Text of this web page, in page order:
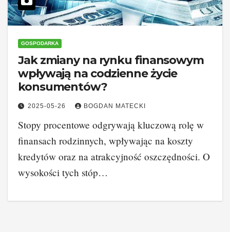
GOSPODARKA
Jak zmiany na rynku finansowym
wpływają na codzienne życie
konsumentów?
2025-05-26 BOGDAN MATECKI
Stopy procentowe odgrywają kluczową rolę w
finansach rodzinnych, wpływając na koszty
kredytów oraz na atrakcyjność oszczędności. O
wysokości tych stóp…